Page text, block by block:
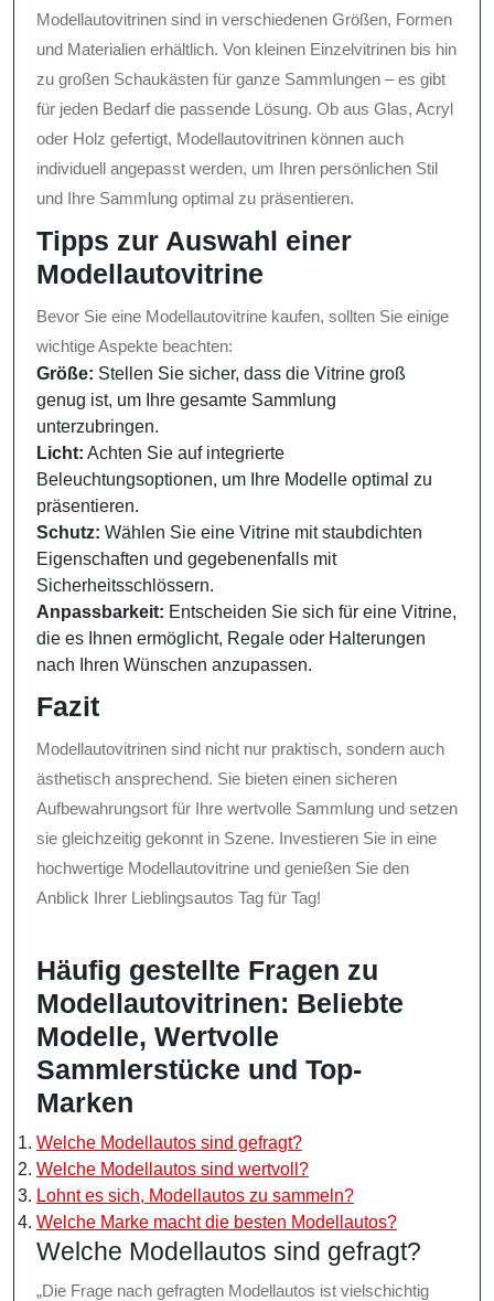
Modellautovitrinen sind in verschiedenen Größen, Formen
und Materialien erhältlich. Von kleinen Einzelvitrinen bis hin
zu großen Schaukästen für ganze Sammlungen – es gibt
für jeden Bedarf die passende Lösung. Ob aus Glas, Acryl
oder Holz gefertigt, Modellautovitrinen können auch
individuell angepasst werden, um Ihren persönlichen Stil
und Ihre Sammlung optimal zu präsentieren.
Tipps zur Auswahl einer
Modellautovitrine
Bevor Sie eine Modellautovitrine kaufen, sollten Sie einige
wichtige Aspekte beachten:
Größe: Stellen Sie sicher, dass die Vitrine groß
genug ist, um Ihre gesamte Sammlung
unterzubringen.
Licht: Achten Sie auf integrierte
Beleuchtungsoptionen, um Ihre Modelle optimal zu
präsentieren.
Schutz: Wählen Sie eine Vitrine mit staubdichten
Eigenschaften und gegebenenfalls mit
Sicherheitsschlössern.
Anpassbarkeit: Entscheiden Sie sich für eine Vitrine,
die es Ihnen ermöglicht, Regale oder Halterungen
nach Ihren Wünschen anzupassen.
Fazit
Modellautovitrinen sind nicht nur praktisch, sondern auch
ästhetisch ansprechend. Sie bieten einen sicheren
Aufbewahrungsort für Ihre wertvolle Sammlung und setzen
sie gleichzeitig gekonnt in Szene. Investieren Sie in eine
hochwertige Modellautovitrine und genießen Sie den
Anblick Ihrer Lieblingsautos Tag für Tag!
Häufig gestellte Fragen zu
Modellautovitrinen: Beliebte
Modelle, Wertvolle
Sammlerstücke und Top-
Marken
Welche Modellautos sind gefragt?
Welche Modellautos sind wertvoll?
Lohnt es sich, Modellautos zu sammeln?
Welche Marke macht die besten Modellautos?
Welche Modellautos sind gefragt?
„Die Frage nach gefragten Modellautos ist vielschichtig